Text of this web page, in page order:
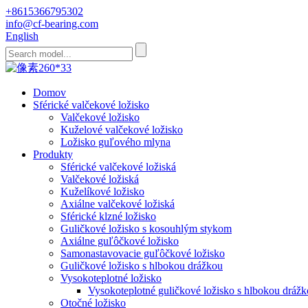
+8615366795302
info@cf-bearing.com
English
Domov
Sférické valčekové ložisko
Valčekové ložisko
Kuželové valčekové ložisko
Ložisko guľového mlyna
Produkty
Sférické valčekové ložiská
Valčekové ložiská
Kuželíkové ložisko
Axiálne valčekové ložiská
Sférické klzné ložisko
Guličkové ložisko s kosouhlým stykom
Axiálne guľôčkové ložisko
Samonastavovacie guľôčkové ložisko
Guličkové ložisko s hlbokou drážkou
Vysokoteplotné ložisko
Vysokoteplotné guličkové ložisko s hlbokou
Otočné ložisko